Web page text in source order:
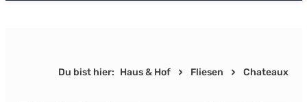
Du bist hier: Haus & Hof Fliesen Chateaux